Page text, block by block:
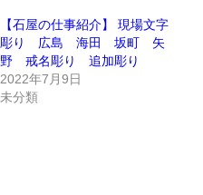
【石屋の仕事紹介】 現場文字
彫り 広島 海田 坂町 矢
野 戒名彫り 追加彫り
2022年7月9日
未分類